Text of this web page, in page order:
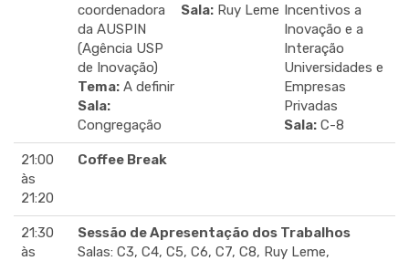
coordenadora
da AUSPIN
(Agência USP
de Inovação)
Tema: A definir
Sala:
Congregação
Sala: Ruy Leme Incentivos a
Inovação e a
Interação
Universidades e
Empresas
Privadas
Sala: C-8
21:00
às
21:20
Coffee Break
21:30
às
Sessão de Apresentação dos Trabalhos
Salas: C3, C4, C5, C6, C7, C8, Ruy Leme,